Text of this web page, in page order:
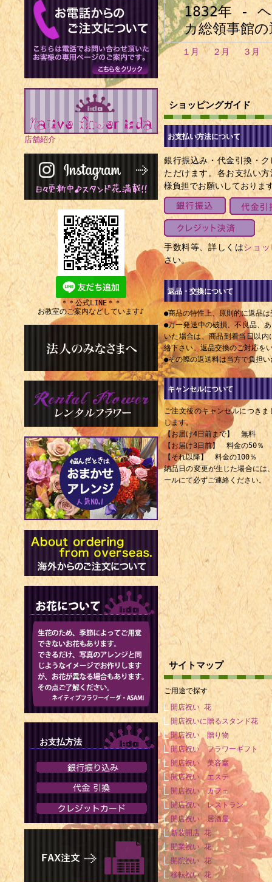
1832年 - ヘ
カ総領事館
1859年 - ト
ー（+ 1944
1871年 -
年）
1876年 - ヨ
1957年）
1877年 - レ
（+ 1933年
1885年 - 尾
1891年 - ミ
ト（+ 1967
1894年 - 西
年）
1894年 - ウ
1976年）
1898年 - 津
1899年 - 高
1898年 - 高
1901年 - セ
（+ 1973年
1903年 - 中
1912年 - 関
1917年 - 中
（+ 2001年
1920年 - フ
（+ 1993年
1920年 - デ
1999年）
1921年 - 吉
1923年 - 三
1925年 - 高
1926年 - ヴ
1931年 - 有
1931年 - 中
1931年 - 内
1932年 - 鈴
2000年）
1933年 - ジ
1934年 - 間
役相談役
1934年 - ミ
1935年 - 公
1935年 - 堀
1938年 - 北
１月 ２月 ３月
ショッピングガイド
お支払い方法について
銀行振込み・代金引換・
ただけます。各お支払い
様負担でお願いしておりま
手数料等、詳しくはショ
さい。
返品・交換について
●商品の特性上、原則的に返品
●万一発送中の破損、不良品、
いた場合は、商品到着当日以
絡下さい。返品交換のご対応を
●その際の返送料は当方で負担
キャンセルについて
ご注文後のキャンセルにつき
します。
【お届け4日前まで】 無料
【お届け3日前】 料金の50％
【それ以降】 料金の100％
納品日の変更が生じた場合には
ールにて必ずご連絡ください。
サイトマップ
ご用途で探す
開店祝い 花
開店祝いに贈るスタンド花
開店祝い 贈り物
開店祝い フラワーギフト
開店祝い 美容室
開店祝い エステ
開店祝い カフェ
開店祝い レストラン
開店祝い 居酒屋
新装開店 花
開業祝い 花
開院祝い 花
移転祝い 花
店舗紹介
＊＊公式LINE＊＊
お教室のご案内などしています♪
お支払方法